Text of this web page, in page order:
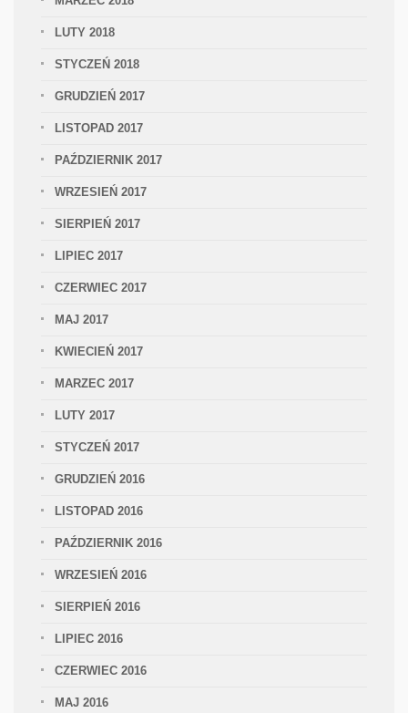
LUTY 2018
STYCZEŃ 2018
GRUDZIEŃ 2017
LISTOPAD 2017
PAŹDZIERNIK 2017
WRZESIEŃ 2017
SIERPIEŃ 2017
LIPIEC 2017
CZERWIEC 2017
MAJ 2017
KWIECIEŃ 2017
MARZEC 2017
LUTY 2017
STYCZEŃ 2017
GRUDZIEŃ 2016
LISTOPAD 2016
PAŹDZIERNIK 2016
WRZESIEŃ 2016
SIERPIEŃ 2016
LIPIEC 2016
CZERWIEC 2016
MAJ 2016